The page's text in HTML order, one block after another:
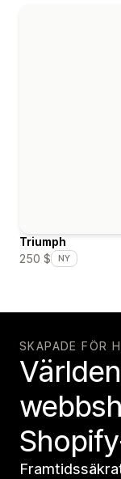
Triumph
250 $
NY
SKAPADE FÖR